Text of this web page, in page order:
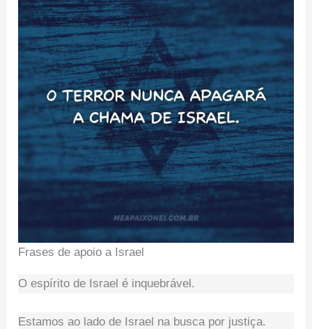
Frases de apoio a Israel
O espírito de Israel é inquebrável.
Estamos ao lado de Israel na busca por justiça.